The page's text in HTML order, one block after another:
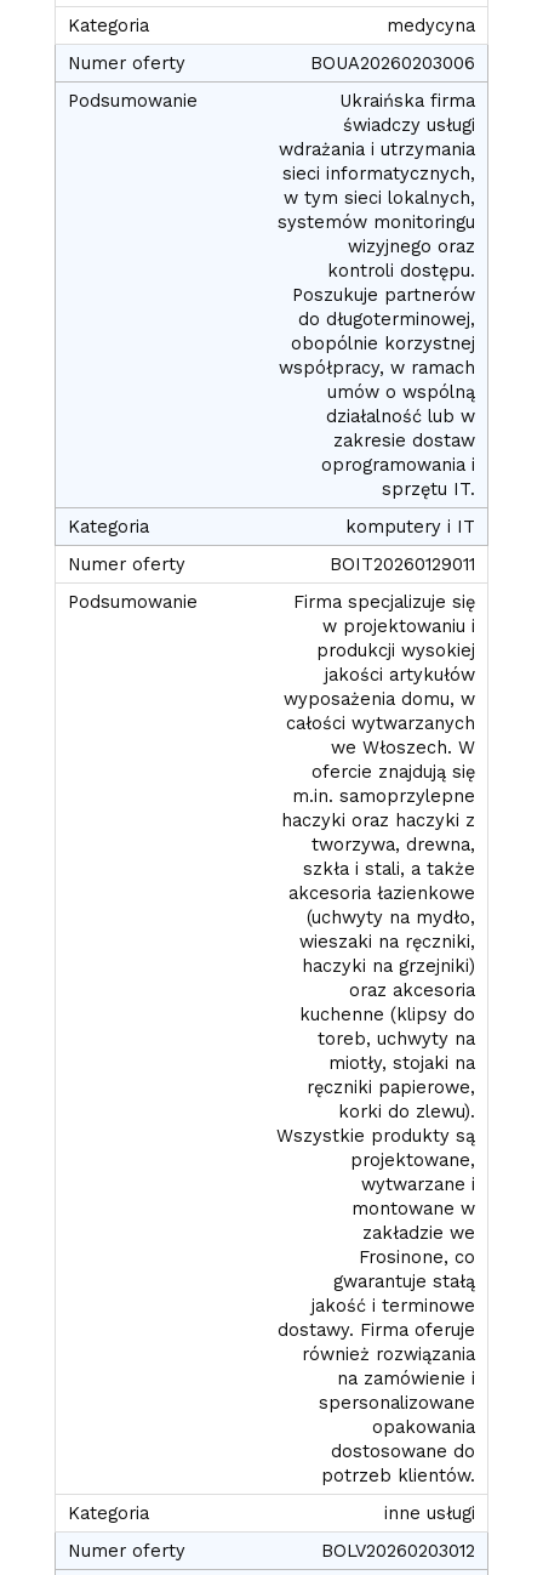
medycyna
BOUA20260203006
Ukraińska firma
świadczy usługi
wdrażania i utrzymania
sieci informatycznych,
w tym sieci lokalnych,
systemów monitoringu
wizyjnego oraz
kontroli dostępu.
Poszukuje partnerów
do długoterminowej,
obopólnie korzystnej
współpracy, w ramach
umów o wspólną
działalność lub w
zakresie dostaw
oprogramowania i
sprzętu IT.
komputery i IT
BOIT20260129011
Firma specjalizuje się
w projektowaniu i
produkcji wysokiej
jakości artykułów
wyposażenia domu, w
całości wytwarzanych
we Włoszech. W
ofercie znajdują się
m.in. samoprzylepne
haczyki oraz haczyki z
tworzywa, drewna,
szkła i stali, a także
akcesoria łazienkowe
(uchwyty na mydło,
wieszaki na ręczniki,
haczyki na grzejniki)
oraz akcesoria
kuchenne (klipsy do
toreb, uchwyty na
miotły, stojaki na
ręczniki papierowe,
korki do zlewu).
Wszystkie produkty są
projektowane,
wytwarzane i
montowane w
zakładzie we
Frosinone, co
gwarantuje stałą
jakość i terminowe
dostawy. Firma oferuje
również rozwiązania
na zamówienie i
spersonalizowane
opakowania
dostosowane do
potrzeb klientów.
inne usługi
BOLV20260203012